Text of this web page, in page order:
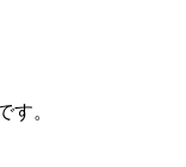
す。